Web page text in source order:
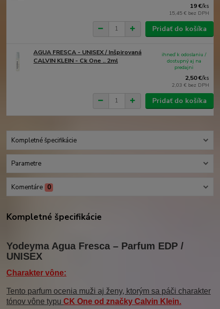
19 €/ks
15,45 € bez DPH
Pridať do košíka
AGUA FRESCA - UNISEX / Inšpirovaná
CALVIN KLEIN - Ck One .. 2ml
2,50 €/ks
2,03 € bez DPH
ihneď k odoslaniu /
dostupný aj na
predajni
Pridať do košíka
Kompletné špecifikácie
Parametre
Komentáre 0
Kompletné špecifikácie
Yodeyma Agua Fresca – Parfum EDP /
UNISEX
Charakter vône:
Tento parfum ocenia muži aj ženy, ktorým sa páči charakter
tónov vône typuCK One od značkyCalvin Klein.